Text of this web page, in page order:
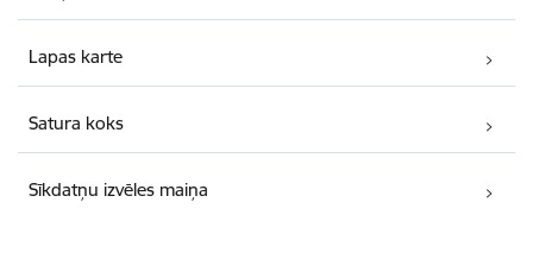
Lapas karte
Satura koks
Sīkdatņu izvēles maiņa